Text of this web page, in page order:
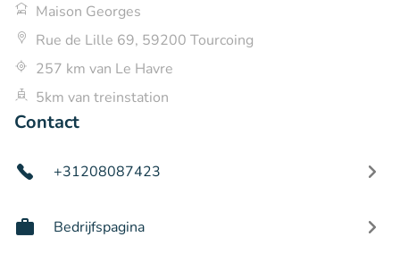
Maison Georges
Rue de Lille 69, 59200 Tourcoing
257 km van Le Havre
5km van treinstation
Contact
+31208087423
Bedrijfspagina